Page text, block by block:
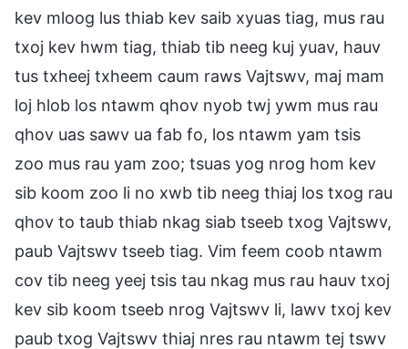
kev mloog lus thiab kev saib xyuas tiag, mus rau
txoj kev hwm tiag, thiab tib neeg kuj yuav, hauv
tus txheej txheem caum raws Vajtswv, maj mam
loj hlob los ntawm qhov nyob twj ywm mus rau
qhov uas sawv ua fab fo, los ntawm yam tsis
zoo mus rau yam zoo; tsuas yog nrog hom kev
sib koom zoo li no xwb tib neeg thiaj los txog rau
qhov to taub thiab nkag siab tseeb txog Vajtswv,
paub Vajtswv tseeb tiag. Vim feem coob ntawm
cov tib neeg yeej tsis tau nkag mus rau hauv txoj
kev sib koom tseeb nrog Vajtswv li, lawv txoj kev
paub txog Vajtswv thiaj nres rau ntawm tej tswv